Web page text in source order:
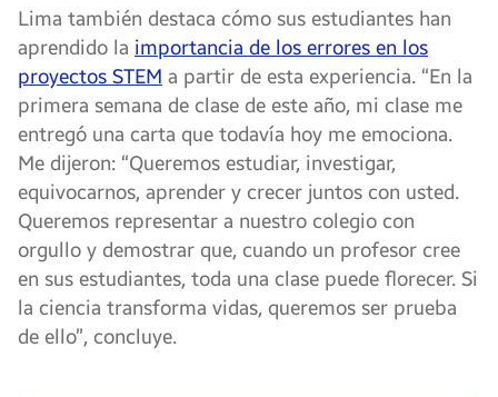
Lima también destaca cómo sus estudiantes han
aprendido la importancia de los errores en los
proyectos STEM a partir de esta experiencia. “En la
primera semana de clase de este año, mi clase me
entregó una carta que todavía hoy me emociona.
Me dijeron: “Queremos estudiar, investigar,
equivocarnos, aprender y crecer juntos con usted.
Queremos representar a nuestro colegio con
orgullo y demostrar que, cuando un profesor cree
en sus estudiantes, toda una clase puede florecer. Si
la ciencia transforma vidas, queremos ser prueba
de ello”, concluye.